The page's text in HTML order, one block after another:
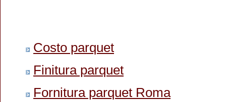
Costo parquet
Finitura parquet
Fornitura parquet Roma